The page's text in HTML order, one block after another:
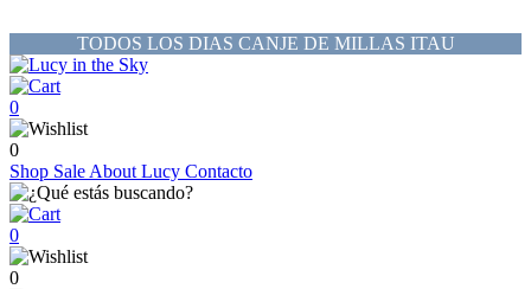
TODOS LOS DIAS CANJE DE MILLAS ITAU
0
0
Shop Sale About Lucy Contacto
0
0